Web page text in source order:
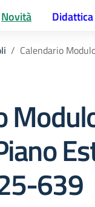
Novità Didattica
Calendario
639